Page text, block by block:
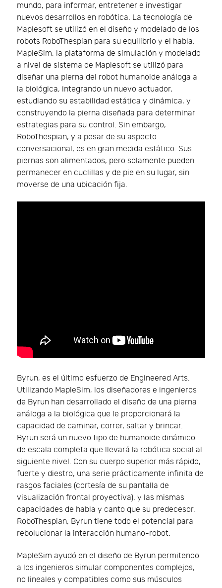
mundo, para informar, entretener e investigar
nuevos desarrollos en robótica. La tecnología de
Maplesoft se utilizó en el diseño y modelado de los
robots RoboThespian para su equilibrio y el habla.
MapleSim, la plataforma de simulación y modelado
a nivel de sistema de Maplesoft se utilizó para
diseñar una pierna del robot humanoide análoga a
la biológica, integrando un nuevo actuador,
estudiando su estabilidad estática y dinámica, y
construyendo la pierna diseñada para determinar
estrategias para su control. Sin embargo,
RoboThespian, y a pesar de su aspecto
conversacional, es en gran medida estático. Sus
piernas son alimentados, pero solamente pueden
permanecer en cuclillas y de pie en su lugar, sin
moverse de una ubicación fija.
Byrun, es el último esfuerzo de Engineered Arts.
Utilizando MapleSim, los diseñadores e ingenieros
de Byrun han desarrollado el diseño de una pierna
análoga a la biológica que le proporcionará la
capacidad de caminar, correr, saltar y brincar.
Byrun será un nuevo tipo de humanoide dinámico
de escala completa que llevará la robótica social al
siguiente nivel. Con su cuerpo superior más rápido,
fuerte y diestro, una serie prácticamente infinita de
rasgos faciales (cortesía de su pantalla de
visualización frontal proyectiva), y las mismas
capacidades de habla y canto que su predecesor,
RoboThespian, Byrun tiene todo el potencial para
rebolucionar la interacción humano-robot.
MapleSim ayudó en el diseño de Byrun permitendo
a los ingenieros simular componentes complejos,
no lineales y compatibles como sus músculos